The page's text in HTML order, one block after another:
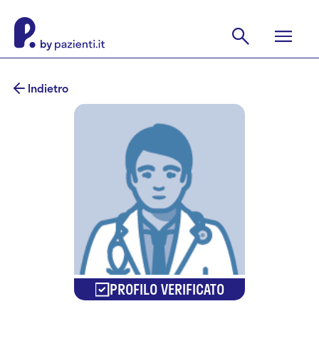
Indietro
PROFILO VERIFICATO